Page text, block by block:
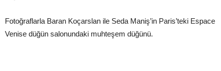
Fotoğraflarla Baran Koçarslan ile Seda Maniş’in Paris’teki Espace
Venise düğün salonundaki muhteşem düğünü.